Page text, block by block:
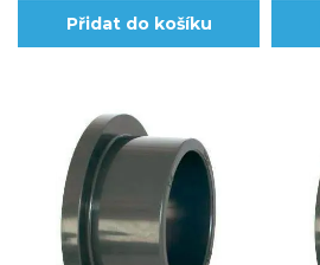
Přidat do košíku